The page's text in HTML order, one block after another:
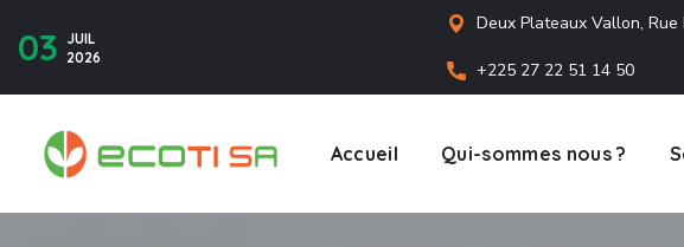
03 JUIL
2026
Deux Plateaux Vallon,
+225 27 22 51 14 50
Accueil Qui-sommes nous ?